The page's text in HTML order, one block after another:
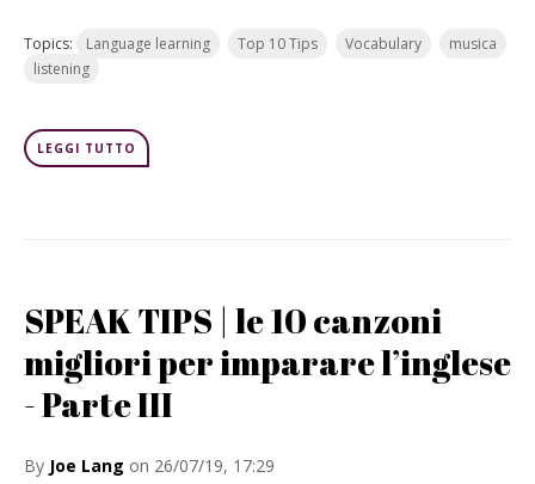
Topics: Language learning Top 10 Tips Vocabulary
musica
listening
LEGGI TUTTO
SPEAK TIPS | le 10 canzoni
migliori per imparare l’inglese
- Parte III
By Joe Lang on 26/07/19, 17:29